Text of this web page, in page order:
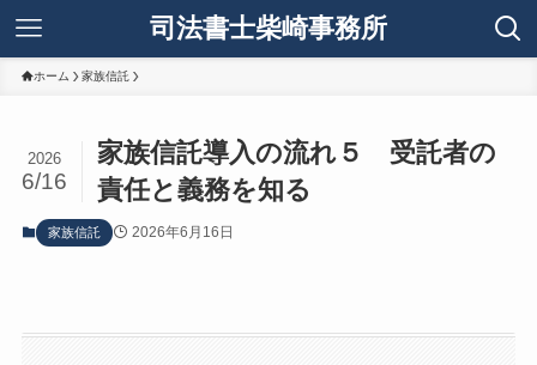
司法書士柴崎事務所
ホーム 家族信託
家族信託導入の流れ５ 受託者の
責任と義務を知る
2026
6/16
家族信託 2026年6月16日